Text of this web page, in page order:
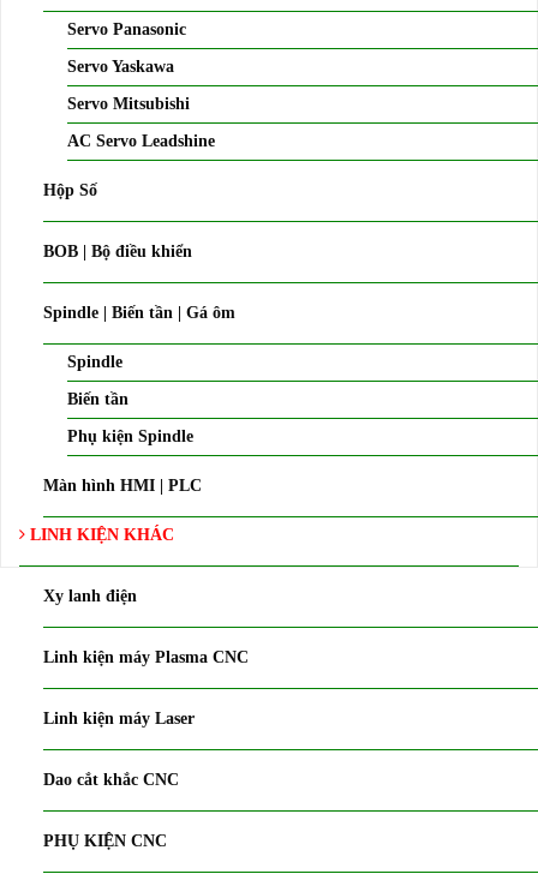
Servo Panasonic
Servo Yaskawa
Servo Mitsubishi
AC Servo Leadshine
Hộp Số
BOB | Bộ điều khiển
Spindle | Biến tần | Gá ôm
Spindle
Biến tần
Phụ kiện Spindle
Màn hình HMI | PLC
LINH KIỆN KHÁC
Xy lanh điện
Linh kiện máy Plasma CNC
Linh kiện máy Laser
Dao cắt khắc CNC
PHỤ KIỆN CNC